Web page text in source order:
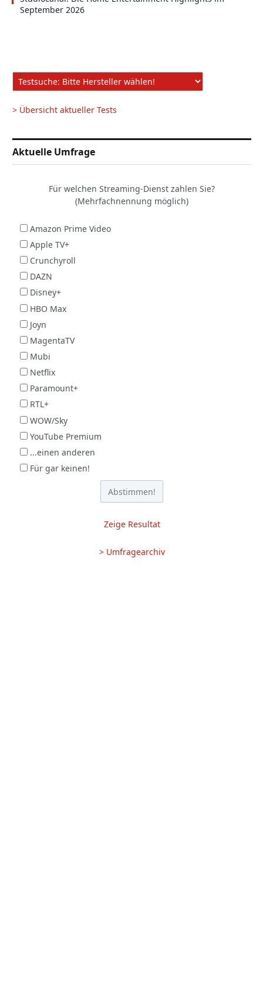
September 2026
> Übersicht aktueller Tests
Aktuelle Umfrage
Für welchen Streaming-Dienst zahlen Sie?
(Mehrfachnennung möglich)
Amazon Prime Video
Apple TV+
Crunchyroll
DAZN
Disney+
HBO Max
Joyn
MagentaTV
Mubi
Netflix
Paramount+
RTL+
WOW/Sky
YouTube Premium
...einen anderen
Für gar keinen!
Zeige Resultat
> Umfragearchiv